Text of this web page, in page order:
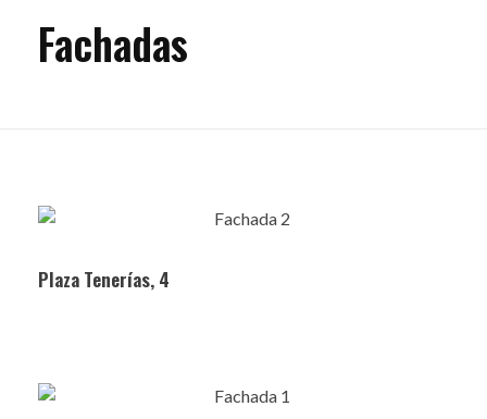
Fachadas
Plaza Tenerías, 4